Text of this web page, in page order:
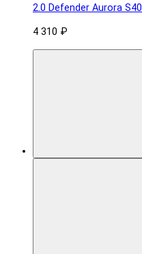
2.0 Defender Aurora S40
4 310 ₽